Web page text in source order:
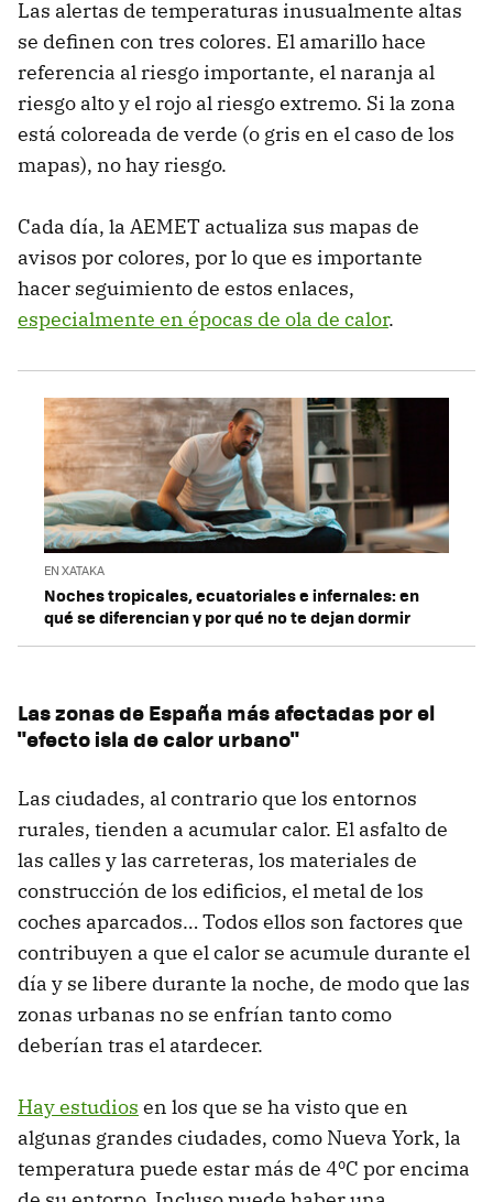
Las alertas de temperaturas inusualmente altas
se definen con tres colores. El amarillo hace
referencia al riesgo importante, el naranja al
riesgo alto y el rojo al riesgo extremo. Si la zona
está coloreada de verde (o gris en el caso de los
mapas), no hay riesgo.
Cada día, la AEMET actualiza sus mapas de
avisos por colores, por lo que es importante
hacer seguimiento de estos enlaces,
especialmente en épocas de ola de calor.
EN XATAKA
Noches tropicales, ecuatoriales e infernales: en
qué se diferencian y por qué no te dejan dormir
Las zonas de España más afectadas por el
"efecto isla de calor urbano"
Las ciudades, al contrario que los entornos
rurales, tienden a acumular calor. El asfalto de
las calles y las carreteras, los materiales de
construcción de los edificios, el metal de los
coches aparcados… Todos ellos son factores que
contribuyen a que el calor se acumule durante el
día y se libere durante la noche, de modo que las
zonas urbanas no se enfrían tanto como
deberían tras el atardecer.
Hay estudios en los que se ha visto que en
algunas grandes ciudades, como Nueva York, la
temperatura puede estar más de 4ºC por encima